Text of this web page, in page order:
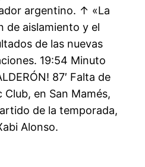
argentino. ↑ «La
de aislamiento y el
de las nuevas
19:54 Minuto
87′ Falta de
en San Mamés,
de la temporada,
Alonso.